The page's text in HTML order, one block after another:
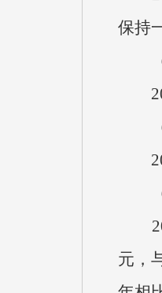
保持
元，